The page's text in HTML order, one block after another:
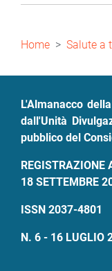
Briciole
Home Salute a
L'Almanacco
dall'Unità
pubblico del
REGISTRAZIONE
18 SETTEMBRE
ISSN 2037-4801
N. 6 - 16 LUGLIO